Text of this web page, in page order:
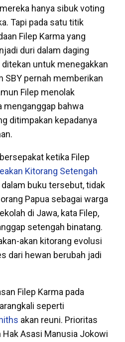
hanya sibuk voting
Tapi pada satu titik
Filep Karma yang
duri dalam daging
untuk menegakkan
SBY pernah memberikan
Filep menolak
menganggap bahwa
ditimpakan kepadanya
ketika Filep
Kitorang Setengah
dalam buku tersebut, tidak
Papua sebagai warga
di Jawa, kata Filep,
setengah binatang.
akan kitorang evolusi
dari hewan berubah jadi
Filep Karma pada
seperti
akan reuni. Prioritas
Asasi Manusia Jokowi